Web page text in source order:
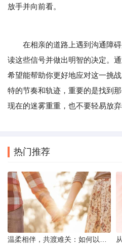
放手并向前看。
在相亲的道路上遇到沟通障碍
读这些信号并做出明智的决定。
希望能帮助你更好地应对这一挑
特的节奏和轨迹，重要的是找到
现在的迷雾重重，也不要轻易放弃
热门推荐